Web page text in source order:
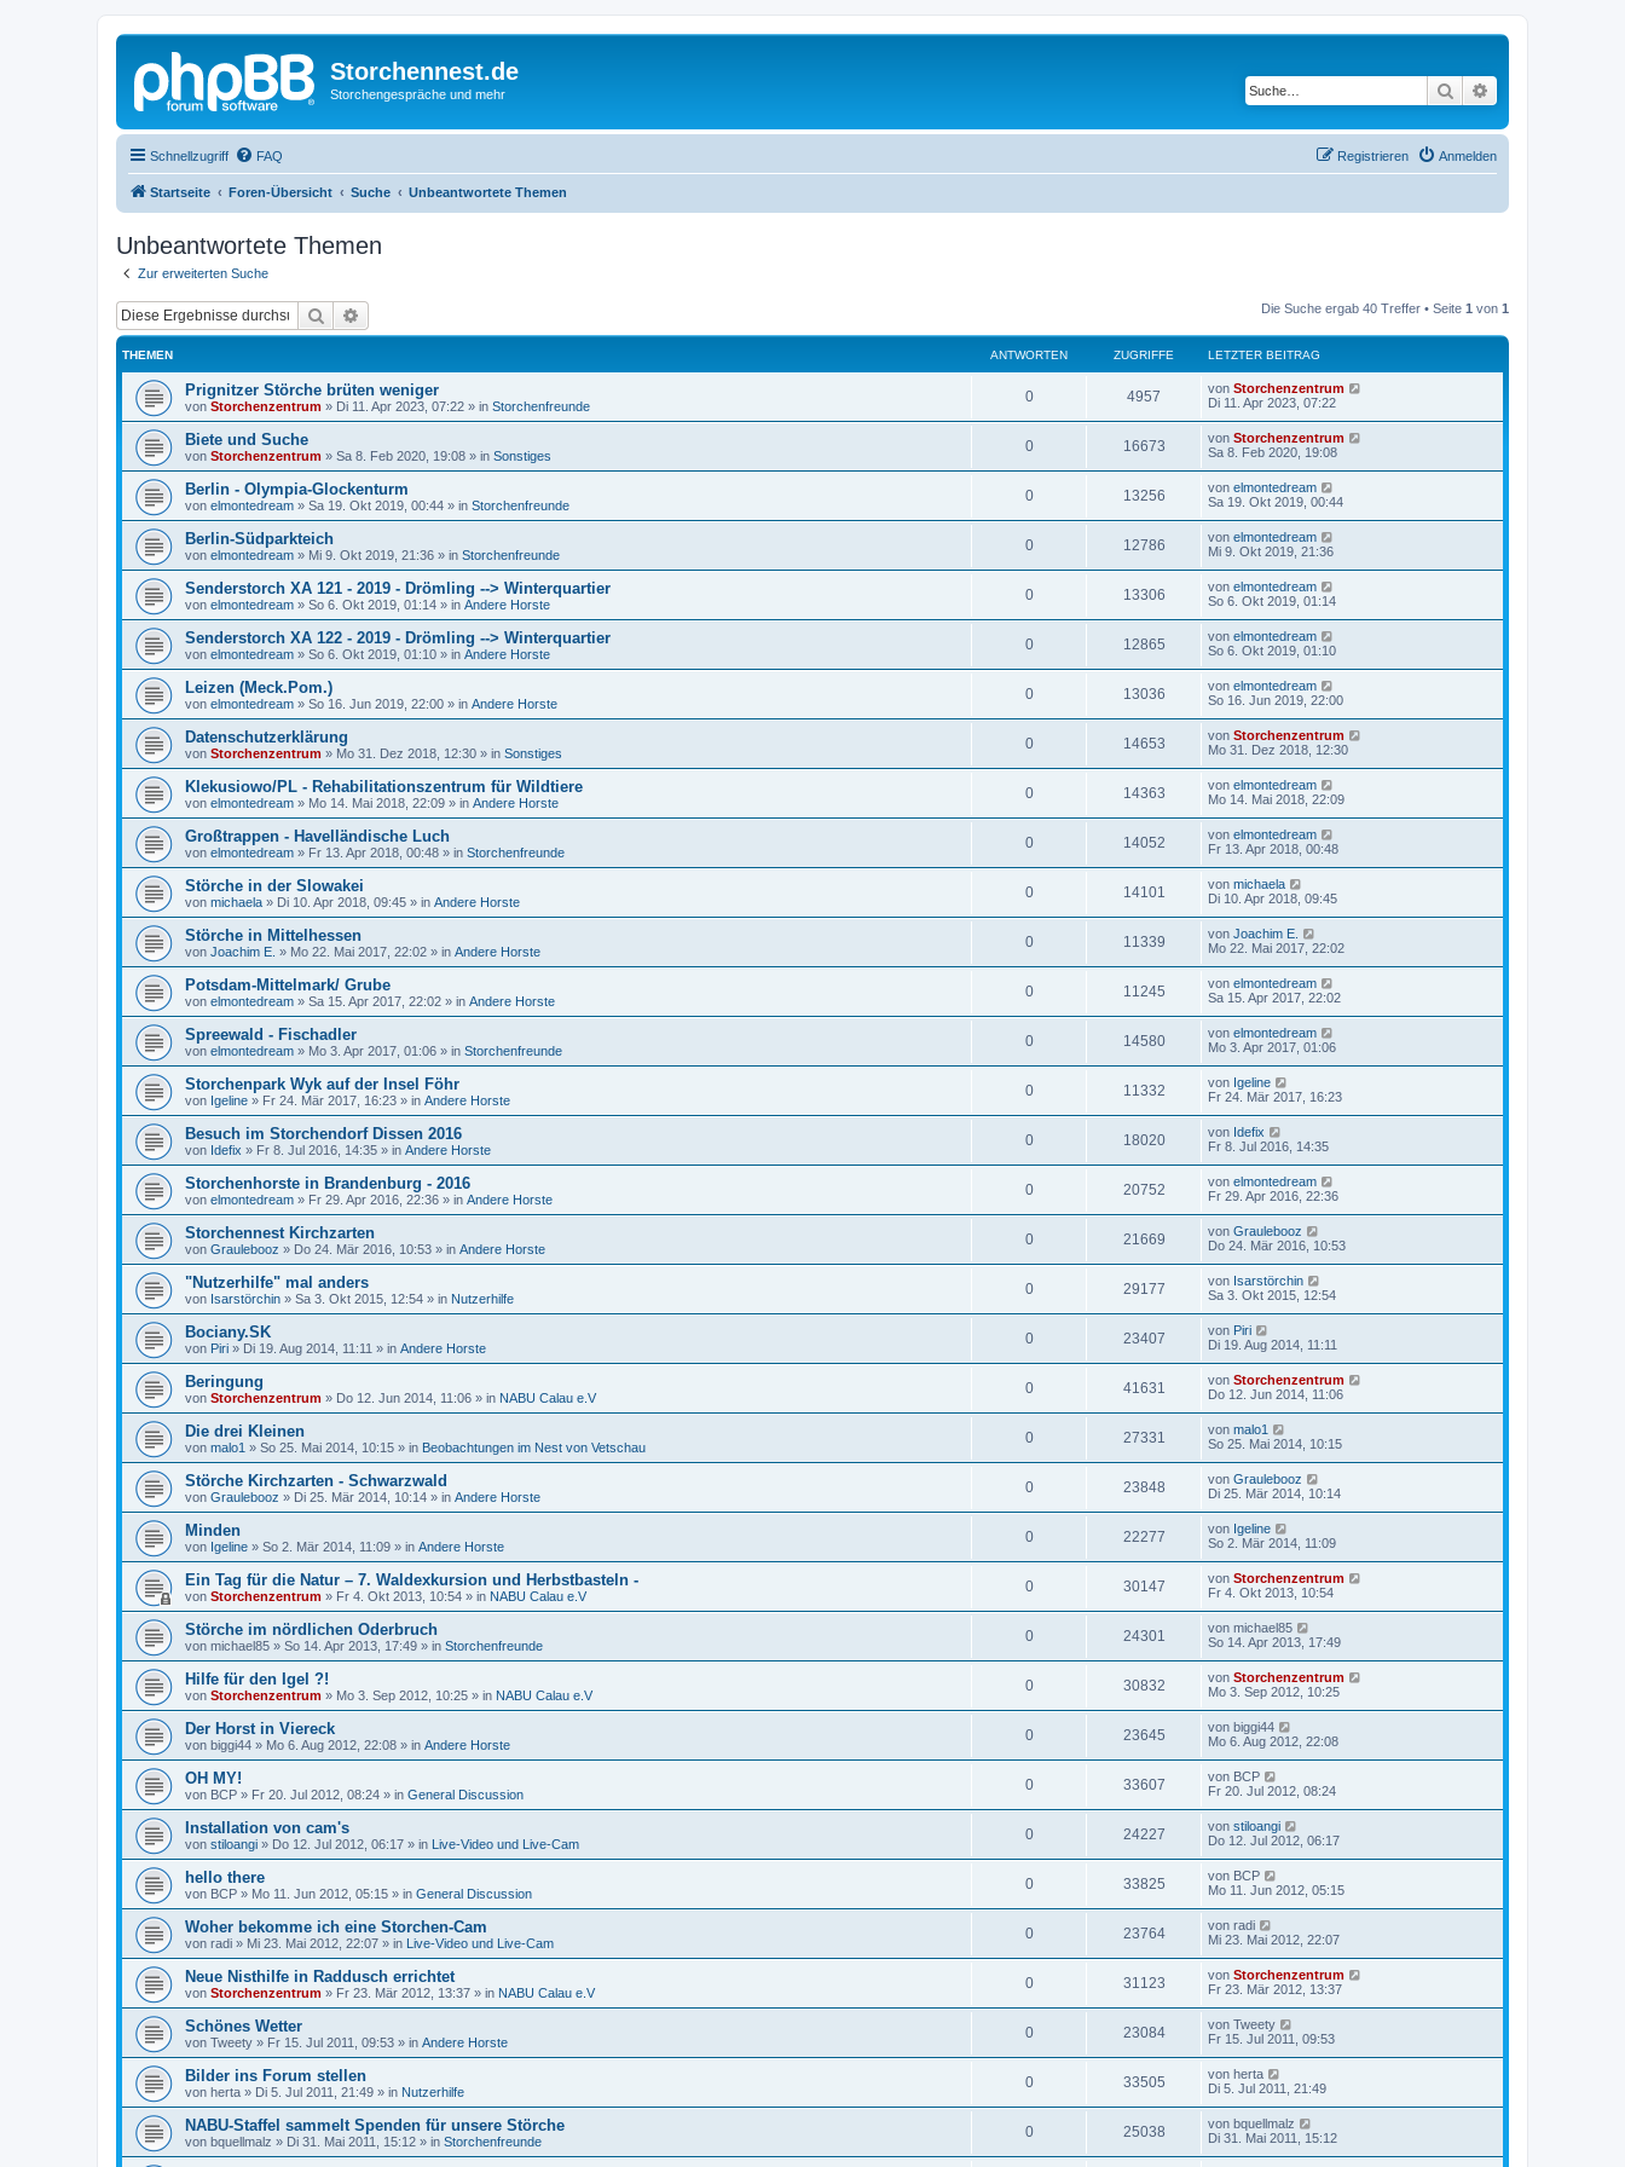
Storchennest.de
Storchengespräche und mehr Suche
Schnellzugriff FAQ Anmelden
Registrieren
Startseite Foren-Übersicht Suche Unbeantwortete Themen
Unbeantwortete Themen
Zur erweiterten Suche
Suche Die Suche ergab 40 Treffer • Seite 1 von 1
THEMEN ANTWORTEN ZUGRIFFE LETZTER BEITRAG
Prignitzer Störche brüten weniger
von Storchenzentrum » Di 11. Apr 2023, 07:22 » in Storchenfreunde
0 4957 von Storchenzentrum
Di 11. Apr 2023, 07:22
Biete und Suche
von Storchenzentrum » Sa 8. Feb 2020, 19:08 » in Sonstiges
0 16673 von Storchenzentrum
Sa 8. Feb 2020, 19:08
Berlin - Olympia-Glockenturm
von elmontedream » Sa 19. Okt 2019, 00:44 » in Storchenfreunde
0 13256 von elmontedream
Sa 19. Okt 2019, 00:44
Berlin-Südparkteich
von elmontedream » Mi 9. Okt 2019, 21:36 » in Storchenfreunde
0 12786 von elmontedream
Mi 9. Okt 2019, 21:36
Senderstorch XA 121 - 2019 - Drömling --> Winterquartier
von elmontedream » So 6. Okt 2019, 01:14 » in Andere Horste
0 13306 von elmontedream
So 6. Okt 2019, 01:14
Senderstorch XA 122 - 2019 - Drömling --> Winterquartier
von elmontedream » So 6. Okt 2019, 01:10 » in Andere Horste
0 12865 von elmontedream
So 6. Okt 2019, 01:10
Leizen (Meck.Pom.)
von elmontedream » So 16. Jun 2019, 22:00 » in Andere Horste
0 13036 von elmontedream
So 16. Jun 2019, 22:00
Datenschutzerklärung
von Storchenzentrum » Mo 31. Dez 2018, 12:30 » in Sonstiges
0 14653 von Storchenzentrum
Mo 31. Dez 2018, 12:30
Klekusiowo/PL - Rehabilitationszentrum für Wildtiere
von elmontedream » Mo 14. Mai 2018, 22:09 » in Andere Horste
0 14363 von elmontedream
Mo 14. Mai 2018, 22:09
Großtrappen - Havelländische Luch
von elmontedream » Fr 13. Apr 2018, 00:48 » in Storchenfreunde
0 14052 von elmontedream
Fr 13. Apr 2018, 00:48
Störche in der Slowakei
von michaela » Di 10. Apr 2018, 09:45 » in Andere Horste
0 14101 von michaela
Di 10. Apr 2018, 09:45
Störche in Mittelhessen
von Joachim E. » Mo 22. Mai 2017, 22:02 » in Andere Horste
0 11339 von Joachim E.
Mo 22. Mai 2017, 22:02
Potsdam-Mittelmark/ Grube
von elmontedream » Sa 15. Apr 2017, 22:02 » in Andere Horste
0 11245 von elmontedream
Sa 15. Apr 2017, 22:02
Spreewald - Fischadler
von elmontedream » Mo 3. Apr 2017, 01:06 » in Storchenfreunde
0 14580 von elmontedream
Mo 3. Apr 2017, 01:06
Storchenpark Wyk auf der Insel Föhr
von Igeline » Fr 24. Mär 2017, 16:23 » in Andere Horste
0 11332 von Igeline
Fr 24. Mär 2017, 16:23
Besuch im Storchendorf Dissen 2016
von Idefix » Fr 8. Jul 2016, 14:35 » in Andere Horste
0 18020 von Idefix
Fr 8. Jul 2016, 14:35
Storchenhorste in Brandenburg - 2016
von elmontedream » Fr 29. Apr 2016, 22:36 » in Andere Horste
0 20752 von elmontedream
Fr 29. Apr 2016, 22:36
Storchennest Kirchzarten
von Graulebooz » Do 24. Mär 2016, 10:53 » in Andere Horste
0 21669 von Graulebooz
Do 24. Mär 2016, 10:53
"Nutzerhilfe" mal anders
von Isarstörchin » Sa 3. Okt 2015, 12:54 » in Nutzerhilfe
0 29177 von Isarstörchin
Sa 3. Okt 2015, 12:54
Bociany.SK
von Piri » Di 19. Aug 2014, 11:11 » in Andere Horste
0 23407 von Piri
Di 19. Aug 2014, 11:11
Beringung
von Storchenzentrum » Do 12. Jun 2014, 11:06 » in NABU Calau e.V
0 41631 von Storchenzentrum
Do 12. Jun 2014, 11:06
Die drei Kleinen
von malo1 » So 25. Mai 2014, 10:15 » in Beobachtungen im Nest von Vetschau
0 27331 von malo1
So 25. Mai 2014, 10:15
Störche Kirchzarten - Schwarzwald
von Graulebooz » Di 25. Mär 2014, 10:14 » in Andere Horste
0 23848 von Graulebooz
Di 25. Mär 2014, 10:14
Minden
von Igeline » So 2. Mär 2014, 11:09 » in Andere Horste
0 22277 von Igeline
So 2. Mär 2014, 11:09
Ein Tag für die Natur – 7. Waldexkursion und Herbstbasteln -
von Storchenzentrum » Fr 4. Okt 2013, 10:54 » in NABU Calau e.V
0 30147 von Storchenzentrum
Fr 4. Okt 2013, 10:54
Störche im nördlichen Oderbruch
von michael85 » So 14. Apr 2013, 17:49 » in Storchenfreunde
0 24301 von michael85
So 14. Apr 2013, 17:49
Hilfe für den Igel ?!
von Storchenzentrum » Mo 3. Sep 2012, 10:25 » in NABU Calau e.V
0 30832 von Storchenzentrum
Mo 3. Sep 2012, 10:25
Der Horst in Viereck
von biggi44 » Mo 6. Aug 2012, 22:08 » in Andere Horste
0 23645 von biggi44
Mo 6. Aug 2012, 22:08
OH MY!
von BCP » Fr 20. Jul 2012, 08:24 » in General Discussion
0 33607 von BCP
Fr 20. Jul 2012, 08:24
Installation von cam's
von stiloangi » Do 12. Jul 2012, 06:17 » in Live-Video und Live-Cam
0 24227 von stiloangi
Do 12. Jul 2012, 06:17
hello there
von BCP » Mo 11. Jun 2012, 05:15 » in General Discussion
0 33825 von BCP
Mo 11. Jun 2012, 05:15
Woher bekomme ich eine Storchen-Cam
von radi » Mi 23. Mai 2012, 22:07 » in Live-Video und Live-Cam
0 23764 von radi
Mi 23. Mai 2012, 22:07
Neue Nisthilfe in Raddusch errichtet
von Storchenzentrum » Fr 23. Mär 2012, 13:37 » in NABU Calau e.V
0 31123 von Storchenzentrum
Fr 23. Mär 2012, 13:37
Schönes Wetter
von Tweety » Fr 15. Jul 2011, 09:53 » in Andere Horste
0 23084 von Tweety
Fr 15. Jul 2011, 09:53
Bilder ins Forum stellen
von herta » Di 5. Jul 2011, 21:49 » in Nutzerhilfe
0 33505 von herta
Di 5. Jul 2011, 21:49
NABU-Staffel sammelt Spenden für unsere Störche
von bquellmalz » Di 31. Mai 2011, 15:12 » in Storchenfreunde
0 25038 von bquellmalz
Di 31. Mai 2011, 15:12